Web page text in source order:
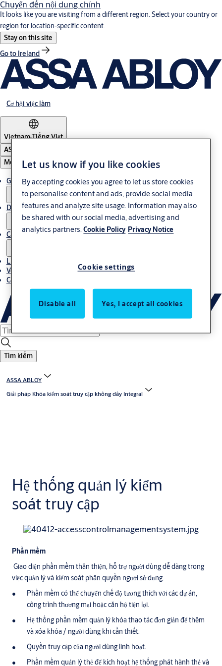
Chuyển đến nội dung chính
It looks like you are visiting from a different region. Select your country or
region for location-specific content.
Stay on this site
Go to Ireland
Cơ hội việc làm
Vietnam·Tiếng Việt
ASSA ABLOY Group
Menu
Giải pháp
Dịch vụ
Câu chuyện
Liên hệ với chúng tôi
Về chúng tôi
Cơ hội việc làm
Tìm kiếm
ASSA ABLOY
Giải pháp Khóa kiểm soát truy cập không dây Integral
Hệ thống quản lý kiểm
soát truy cập
Phần mềm
Giao diện phần mềm thân thiện, hỗ trợ người dùng dễ dàng trong
việc quản lý và kiểm soát phân quyền người sử dụng.
Phần mềm có thể chuyển chế độ tương thích với các dự án,
công trình thương mại hoặc căn hộ tiện lợi.
Hệ thống phần mềm quản lý khóa thao tác đơn giản để thêm
và xóa khóa / người dùng khi cần thiết.
Quyền truy cập của người dùng linh hoạt.
Phần mềm quản lý thẻ để kích hoạt hệ thống phát hành thẻ và
Let us know if you like cookies
By accepting cookies you agree to let us store cookies
to personalise content and ads, provide social media
features and analyze site usage. Information may also
be shared with our social media, advertising and
analytics partners.Cookie Policy Privacy Notice
Cookie settings
Disable all Yes, I accept all cookies